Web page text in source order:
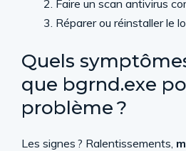
Faire un scan antivirus
Réparer ou réinstaller le
Quels
que bgrnd.exe
problème ?
Les signes ? Ralentissements,